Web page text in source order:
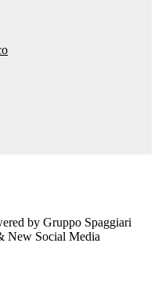
by Gruppo Spaggiari
New Social Media